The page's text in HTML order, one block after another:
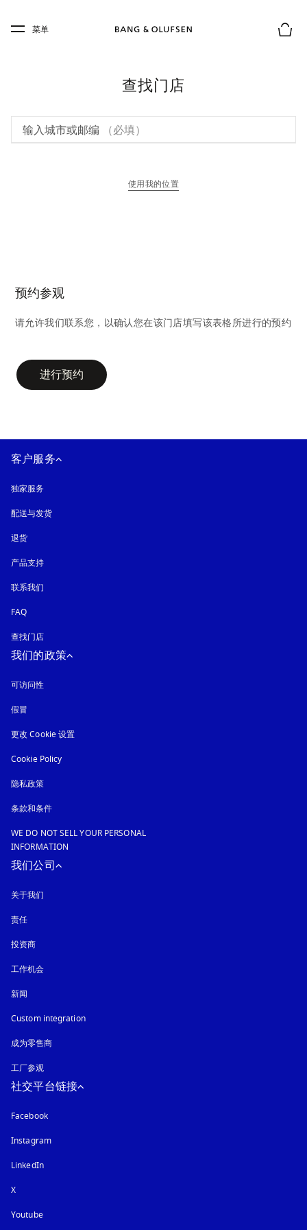
Skip to main footer
菜单
查找门店
输入城市或邮编 （必填）
使用我的位置
预约参观
请允许我们联系您，以确认您在该门店填写该表格所进行的预约
进行预约
客户服务
独家服务
配送与发货
退货
产品支持
联系我们
FAQ
查找门店
我们的政策
可访问性
假冒
更改 Cookie 设置
Cookie Policy
隐私政策
条款和条件
WE DO NOT SELL YOUR PERSONAL
INFORMATION
我们公司
关于我们
责任
投资商
工作机会
新闻
Custom integration
成为零售商
工厂参观
社交平台链接
Facebook
Instagram在新选项卡中打开
LinkedIn
X
Youtube在新选项卡中打开